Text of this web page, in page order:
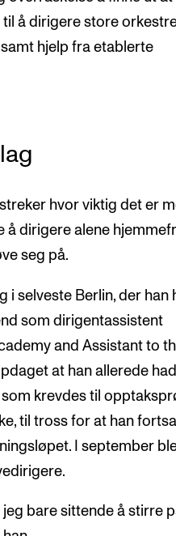
å dirigere store
hjelp fra etablerte
hvor viktig det er
å dirigere alene
seg på.
i selveste Berlin, der han
som dirigentassistent
and Assistant to
at han allerede
krevdes til
til tross for at han
I september
bare sittende å stirre